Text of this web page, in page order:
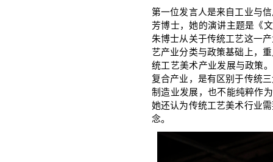
第一位发言人是来自工业与
芳博士，她的演讲主题是《
朱博士从关于传统工艺这一
艺产业分类与政策基础上，
统工艺美术产业发展与政策
复合产业，是有区别于传统
制造业发展，也不能纯粹作
她还认为传统工艺美术行业
念。